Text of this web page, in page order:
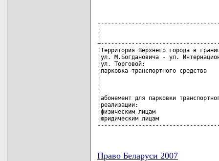
¦
¦
¦Территория Верхнего города в
¦ул. М.Богдановича - ул.
¦ул. Торговой:
¦парковка транспортного
¦
¦
¦
¦абонемент для парковки
¦реализации:
¦физическим лицам
¦юридическим лицам
Право Беларуси 2007